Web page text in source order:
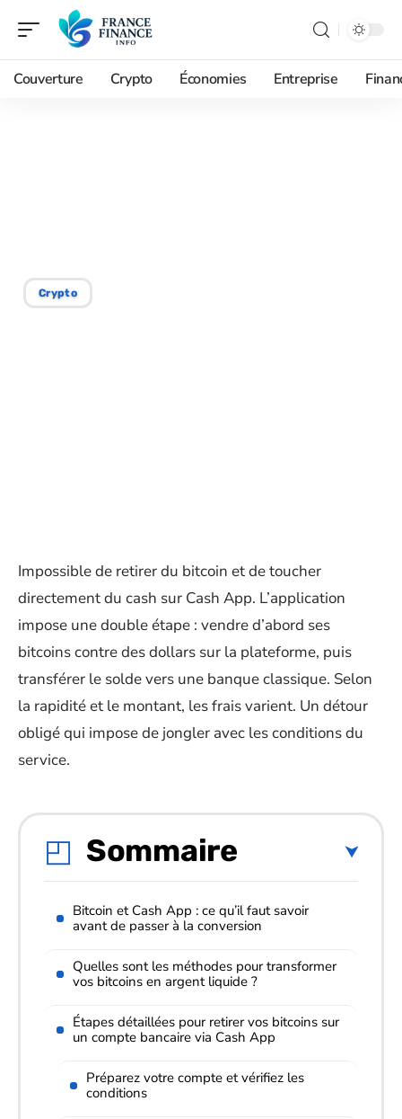
Couverture Crypto Économies Entreprise
Crypto
Impossible de retirer du bitcoin et de toucher
directement du cash sur Cash App. L’application
impose une double étape : vendre d’abord ses
bitcoins contre des dollars sur la plateforme, puis
transférer le solde vers une banque classique. Selon
la rapidité et le montant, les frais varient. Un détour
obligé qui impose de jongler avec les conditions du
service.
Sommaire
Bitcoin et Cash App : ce qu’il faut savoir
avant de passer à la conversion
Quelles sont les méthodes pour transformer
vos bitcoins en argent liquide ?
Étapes détaillées pour retirer vos bitcoins sur
un compte bancaire via Cash App
Préparez votre compte et vérifiez les
conditions